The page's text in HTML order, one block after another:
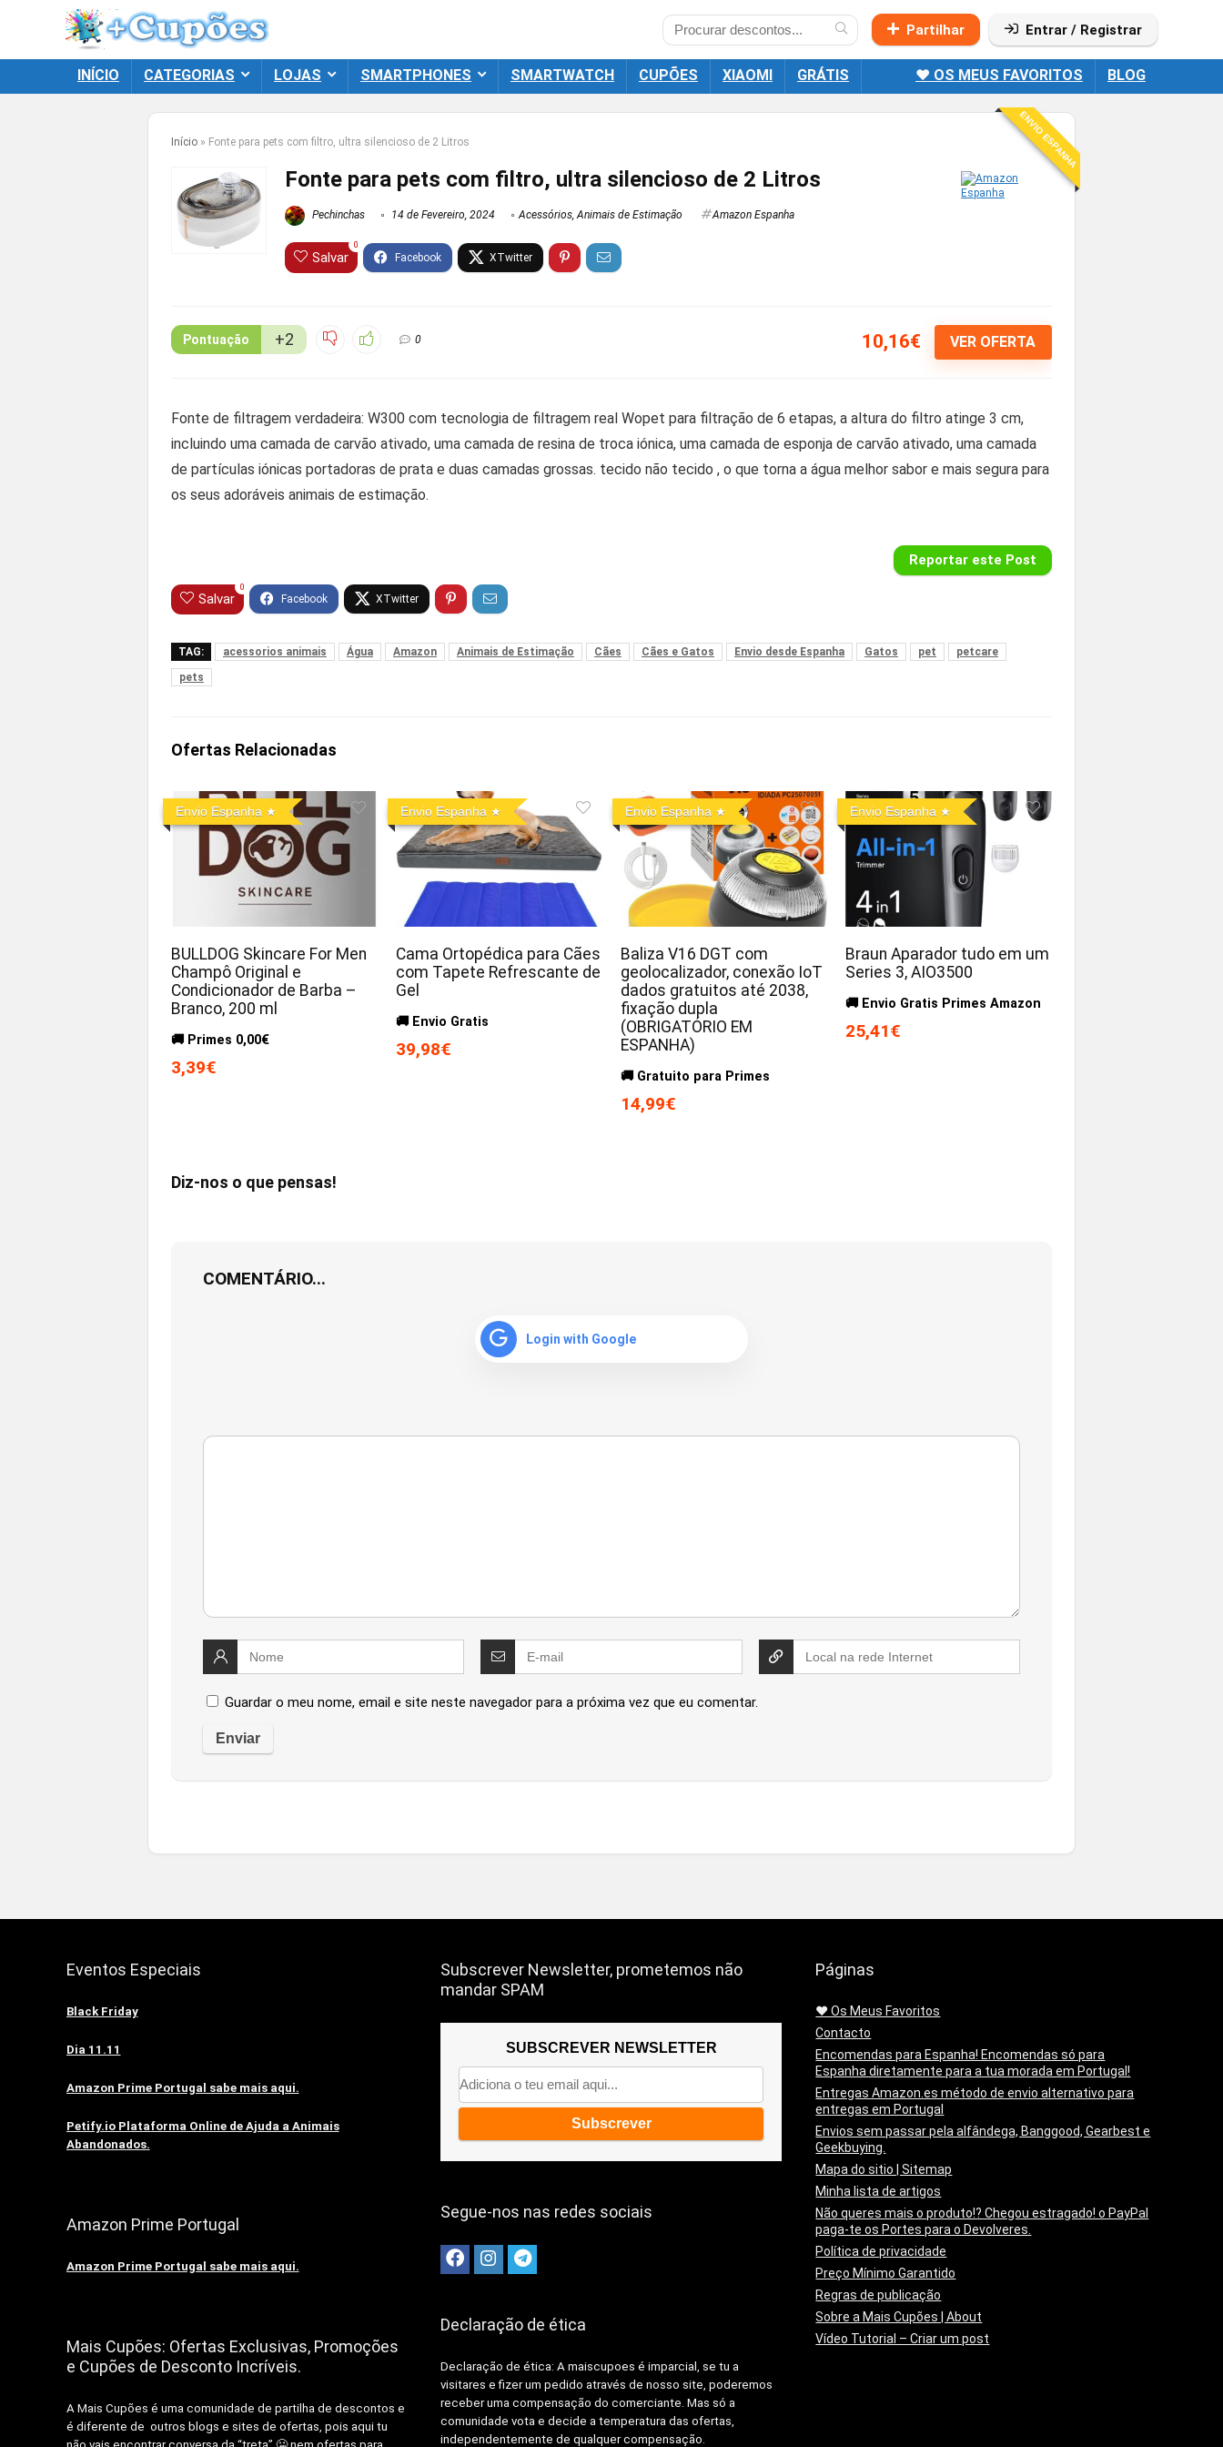
Partilhar Entrar / Registrar
INÍCIO CATEGORIAS LOJAS SMARTPHONES SMARTWATCH CUPÕES XIAOMI GRÁTIS ❤️ OS MEUS FAVORITOS BLOG
Início » Fonte para pets com filtro, ultra silencioso de 2 Litros ENVIO ESPANHA
Fonte para pets com filtro, ultra silencioso de 2 Litros
Pechinchas 14 de Fevereiro, 2024 Acessórios,Animais de Estimação Amazon Espanha
Salvar
0
Pontuação +2 0 10,16€ VER OFERTA
Fonte de filtragem verdadeira: W300 com tecnologia de filtragem real Wopet para filtração de 6 etapas, a altura do filtro atinge 3 cm,
incluindo uma camada de carvão ativado, uma camada de resina de troca iónica, uma camada de esponja de carvão ativado, uma camada
de partículas iónicas portadoras de prata e duas camadas grossas. tecido não tecido , o que torna a água melhor sabor e mais segura para
os seus adoráveis animais de estimação.
Reportar este Post
Salvar
0
TAG: acessorios animais Água Amazon Animais de Estimação Cães Cães e Gatos Envio desde Espanha Gatos pet
petcare
pets
Ofertas Relacionadas
Envio Espanha
BULLDOG Skincare For Men
Champô Original e
Condicionador de Barba –
Branco, 200 ml
🚚 Primes 0,00€
3,39€
Envio Espanha
Cama Ortopédica para Cães
com Tapete Refrescante de
Gel
🚚 Envio Gratis
39,98€
Envio Espanha
Baliza V16 DGT com
geolocalizador, conexão IoT
dados gratuitos até 2038,
fixação dupla
(OBRIGATÓRIO EM
ESPANHA)
🚚 Gratuito para Primes
14,99€
Envio Espanha
Braun Aparador tudo em um
Series 3, AIO3500
🚚 Envio Gratis Primes Amazon
25,41€
Diz-nos o que pensas!
COMENTÁRIO...
Login with Google
Guardar o meu nome, email e site neste navegador para a próxima vez que eu comentar.
Eventos Especiais
Black Friday
Dia 11.11
Amazon Prime Portugal sabe mais aqui.
Petify.io Plataforma Online de Ajuda a Animais
Abandonados.
Amazon Prime Portugal
Amazon Prime Portugal sabe mais aqui.
Mais Cupões: Ofertas Exclusivas, Promoções
e Cupões de Desconto Incríveis.
A Mais Cupões é uma comunidade de partilha de descontos e
é diferente de outros blogs e sites de ofertas, pois aqui tu
Subscrever Newsletter, prometemos não
mandar SPAM
SUBSCREVER NEWSLETTER
Segue-nos nas redes sociais
Declaração de ética
Declaração de ética: Amaiscupoes é imparcial, se tu a
visitares e fizer um pedido através de nosso site, poderemos
receber uma compensação do comerciante. Mas só a
comunidade vota e decide a temperatura das ofertas,
independentemente de qualquer compensação.
Páginas
❤️ Os Meus Favoritos
Contacto
Encomendas para Espanha! Encomendas só para
Espanha diretamente para a tua morada em Portugal!
Entregas Amazon.es método de envio alternativo para
entregas em Portugal
Envios sem passar pela alfândega, Banggood, Gearbest e
Geekbuying.
Mapa do sitio | Sitemap
Minha lista de artigos
Não queres mais o produto!? Chegou estragado! o PayPal
paga-te os Portes para o Devolveres.
Política de privacidade
Preço Mínimo Garantido
Regras de publicação
Sobre a Mais Cupões | About
Vídeo Tutorial – Criar um post